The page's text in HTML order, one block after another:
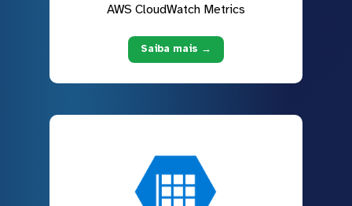
AWS CloudWatch Metrics
Saiba mais →